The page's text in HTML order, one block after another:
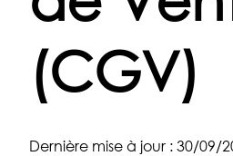
(CGV)
Dernière mise à jour : 30/09/